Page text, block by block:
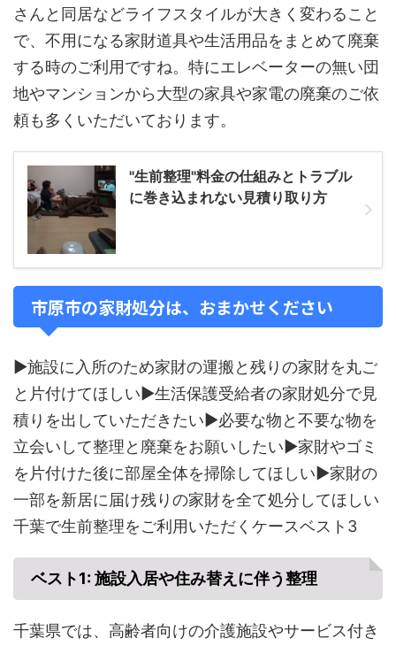
さんと同居などライフスタイルが大きく変わること
で、不用になる家財道具や生活用品をまとめて廃棄
する時のご利用ですね。特にエレベーターの無い団
地やマンションから大型の家具や家電の廃棄のご依
頼も多くいただいております。
"生前整理"料金の仕組みとトラブル
に巻き込まれない見積り取り方
市原市の家財処分は、おまかせください
▶施設に入所のため家財の運搬と残りの家財を丸ご
と片付けてほしい▶生活保護受給者の家財処分で見
積りを出していただきたい▶必要な物と不要な物を
立会いして整理と廃棄をお願いしたい▶家財やゴミ
を片付けた後に部屋全体を掃除してほしい▶家財の
一部を新居に届け残りの家財を全て処分してほしい
千葉で生前整理をご利用いただくケースベスト3
ベスト1: 施設入居や住み替えに伴う整理
千葉県では、高齢者向けの介護施設やサービス付き